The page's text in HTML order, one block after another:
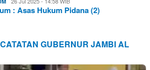
: Asas Hukum Pidana (2)
GUBERNUR JAMBI AL